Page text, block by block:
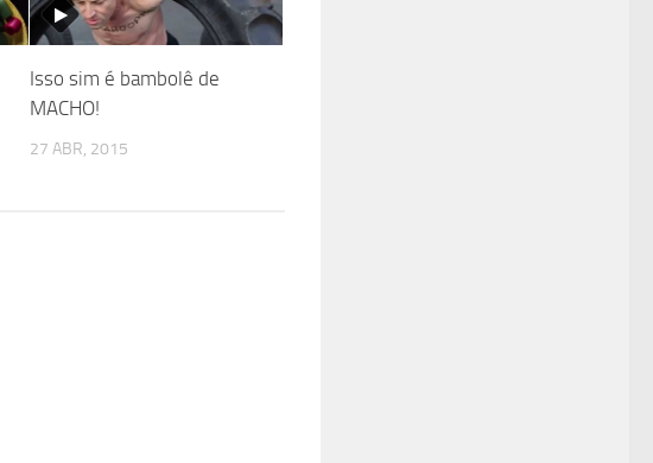
Isso sim é bambolê de
MACHO!
27 ABR, 2015